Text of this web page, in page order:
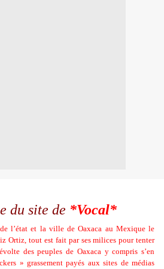
du site de *Vocal*
l’état et la ville de Oaxaca au Mexique le
Ortiz, tout est fait par ses milices pour tenter
des peuples de Oaxaca y compris s’en
» grassement payés aux sites de médias